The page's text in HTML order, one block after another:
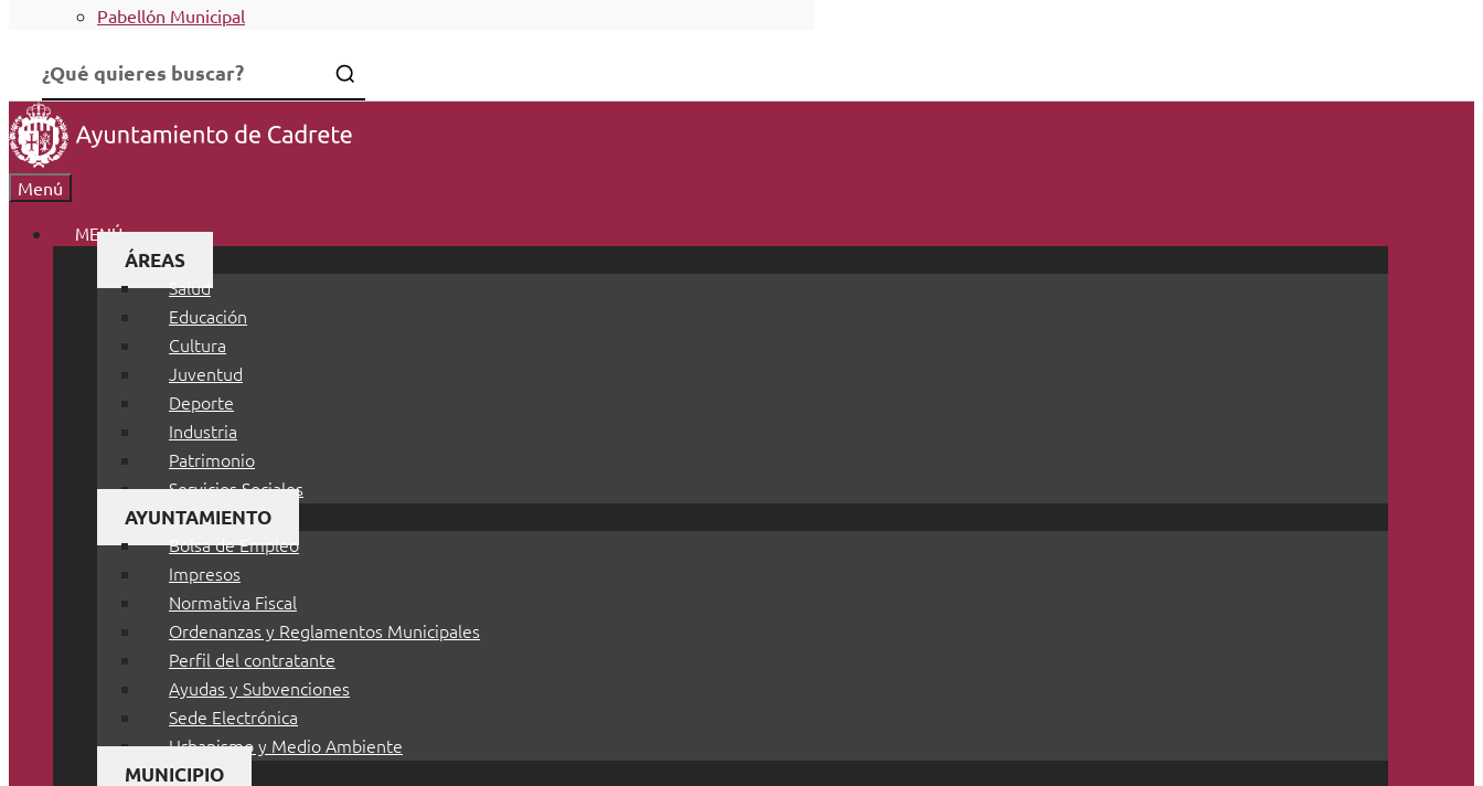
Pabellón Municipal
Menú
MENÚ
ÁREAS
Salud
Educación
Cultura
Juventud
Deporte
Industria
Patrimonio
Servicios Sociales
AYUNTAMIENTO
Bolsa de Empleo
Impresos
Normativa Fiscal
Ordenanzas y Reglamentos Municipales
Perfil del contratante
Ayudas y Subvenciones
Sede Electrónica
Urbanismo y Medio Ambiente
MUNICIPIO